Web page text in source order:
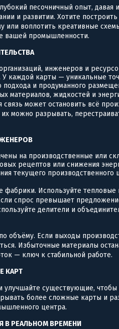
песочничный опыт, давая
и развитии. Хотите
или воплотить креативные
вашей промышленности.
инженеров и
У каждой карты — уникальные
подхода и продуманного
материалов, жидкостей и
может остановить всё
можно разрывать,
на производственные или
рецептов или снижения
текущего производственного
фабрики. Используйте тепловые
спрос превышает
делители и
объёму. Если выходы
Избыточные материалы
— ключ к стабильной работе.
КАРТ
улучшайте существующие,
более сложные карты и
центра.
В РЕАЛЬНОМ ВРЕМЕНИ